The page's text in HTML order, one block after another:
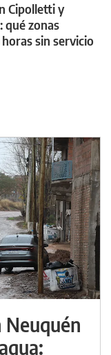
Cipolletti y
qué zonas
sin servicio
Neuquén